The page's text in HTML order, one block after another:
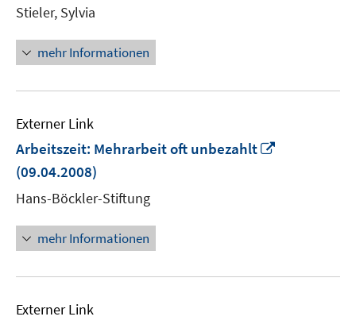
Stieler, Sylvia
mehr Informationen
Externer Link
Arbeitszeit: Mehrarbeit oft unbezahlt
(09.04.2008)
Hans-Böckler-Stiftung
mehr Informationen
Externer Link